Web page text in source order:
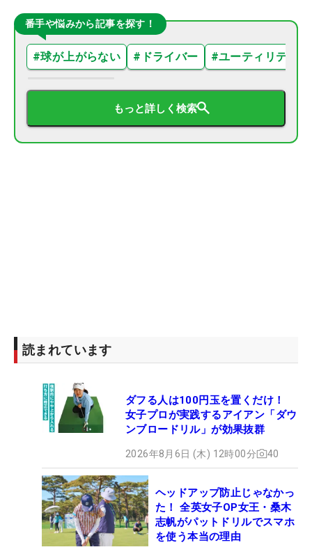
番手や悩みから記事を探す！
#球が上がらない # ドライバー #ユーティリティ
もっと詳しく検索
読まれています
ダフる人は100円玉を置くだけ！
女子プロが実践するアイアン「ダウ
ンブロードリル」が効果抜群
2026年8月6日 (木) 12時00分 40
ヘッドアップ防止じゃなかっ
た！ 全英女子OP女王・桑木
志帆がパットドリルでスマホ
を使う本当の理由